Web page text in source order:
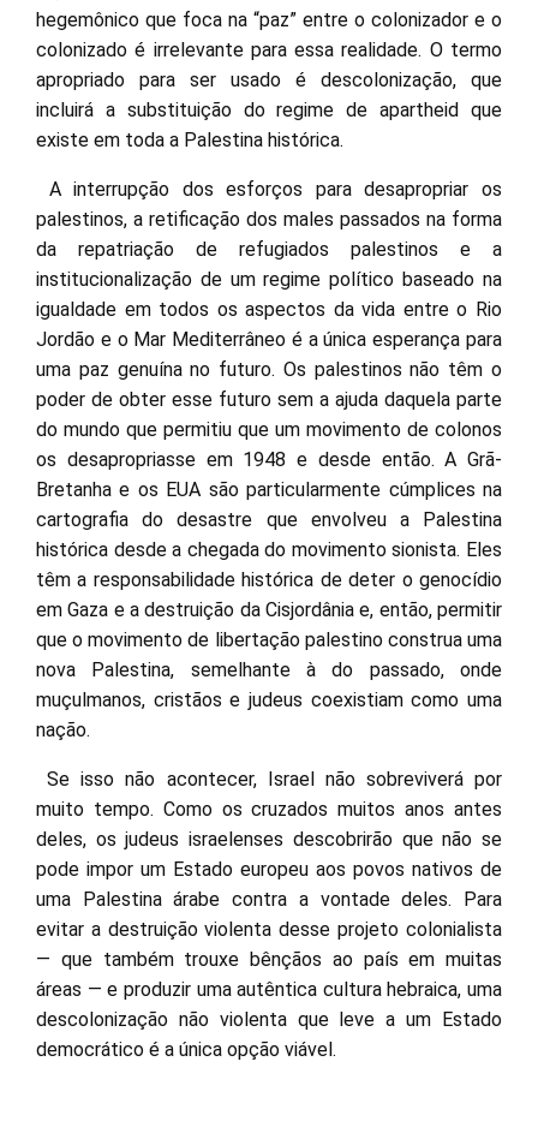
hegemônico que foca na “paz” entre o colonizador e o
colonizado é irrelevante para essa realidade. O termo
apropriado para ser usado é descolonização, que
incluirá a substituição do regime de apartheid que
existe em toda a Palestina histórica.
A interrupção dos esforços para desapropriar os
palestinos, a retificação dos males passados ​​na forma
da repatriação de refugiados palestinos e a
institucionalização de um regime político baseado na
igualdade em todos os aspectos da vida entre o Rio
Jordão e o Mar Mediterrâneo é a única esperança para
uma paz genuína no futuro. Os palestinos não têm o
poder de obter esse futuro sem a ajuda daquela parte
do mundo que permitiu que um movimento de colonos
os desapropriasse em 1948 e desde então. A Grã-
Bretanha e os EUA são particularmente cúmplices na
cartografia do desastre que envolveu a Palestina
histórica desde a chegada do movimento sionista. Eles
têm a responsabilidade histórica de deter o genocídio
em Gaza e a destruição da Cisjordânia e, então, permitir
que o movimento de libertação palestino construa uma
nova Palestina, semelhante à do passado, onde
muçulmanos, cristãos e judeus coexistiam como uma
nação.
Se isso não acontecer, Israel não sobreviverá por
muito tempo. Como os cruzados muitos anos antes
deles, os judeus israelenses descobrirão que não se
pode impor um Estado europeu aos povos nativos de
uma Palestina árabe contra a vontade deles. Para
evitar a destruição violenta desse projeto colonialista
— que também trouxe bênçãos ao país em muitas
áreas — e produzir uma autêntica cultura hebraica, uma
descolonização não violenta que leve a um Estado
democrático é a única opção viável.